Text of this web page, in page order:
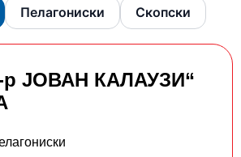
Пелагониски Скопски
ЈОВАН КАЛАУЗИ“